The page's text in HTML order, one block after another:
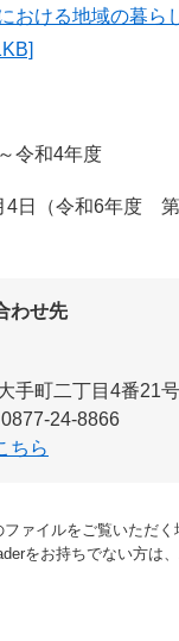
おける地域の暮ら
令和4年度
令和6年度 第4
わせ先
手町二丁目4番21
24-8866
ちら
ファイルをご覧いただ
をお持ちでない方は